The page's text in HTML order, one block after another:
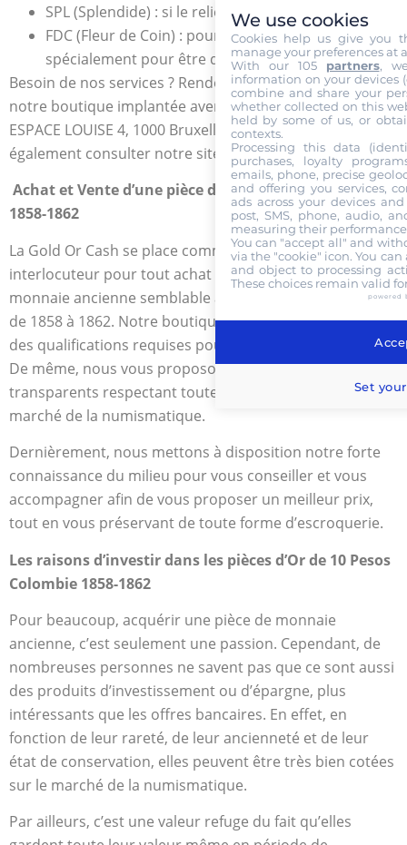
SPL (Splendide) : si le relief est complet à 100 %.
FDC (Fleur de Coin) : pour les pièces créées
spécialement pour être des pièces de collection.
Besoin de nos services ? Rendez-vous directement à
notre boutique implantée avenue de La Toison D’or 40,
ESPACE LOUISE 4, 1000 Bruxelles, Belgique. Vous pouvez
également consulter notre site goldorcash.com.
Achat et Vente d’une pièce de 10 Pesos Or Colombie
1858-1862
La Gold Or Cash se place comme un meilleur
interlocuteur pour tout achat et vente d’une pièce de
monnaie ancienne semblable au 10 Pesos Or Colombie
de 1858 à 1862. Notre boutique est agréée et dispose
des qualifications requises pour ce genre d’opérations.
De même, nous vous proposons des services
transparents respectant toutes les démarches du
marché de la numismatique.
Dernièrement, nous mettons à disposition notre forte
connaissance du milieu pour vous conseiller et vous
accompagner afin de vous proposer un meilleur prix,
tout en vous préservant de toute forme d’escroquerie.
Les raisons d’investir dans les pièces d’Or de 10 Pesos
Colombie 1858-1862
Pour beaucoup, acquérir une pièce de monnaie
ancienne, c’est seulement une passion. Cependant, de
nombreuses personnes ne savent pas que ce sont aussi
des produits d’investissement ou d’épargne, plus
intéressants que les offres bancaires. En effet, en
fonction de leur rareté, de leur ancienneté et de leur
état de conservation, elles peuvent être très bien cotées
sur le marché de la numismatique.
Par ailleurs, c’est une valeur refuge du fait qu’elles
We use cookies
Cookies help us give you
manage your preferences at
With our 105 partners,
information on your devices
combine and share your
whether collected on this
held by some of us, or
contexts.
Processing this data
purchases, loyalty
emails, phone, precise
and offering you services,
ads across your devices
post, SMS, phone, audio,
measuring their
You can "accept all" and
via the "cookie" icon. You
and object to processing
These choices remain valid
powered
Set